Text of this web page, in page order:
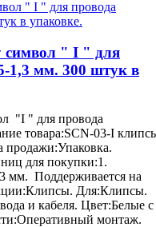
символ " I " для
1,3 мм. 300 штук в
"I " для провода
товара:SCN-03-I
продажи:Упаковка.
для покупки:1.
мм. Поддерживается на
Для:Клипсы.
и кабеля. Цвет:Белые с
монтаж.